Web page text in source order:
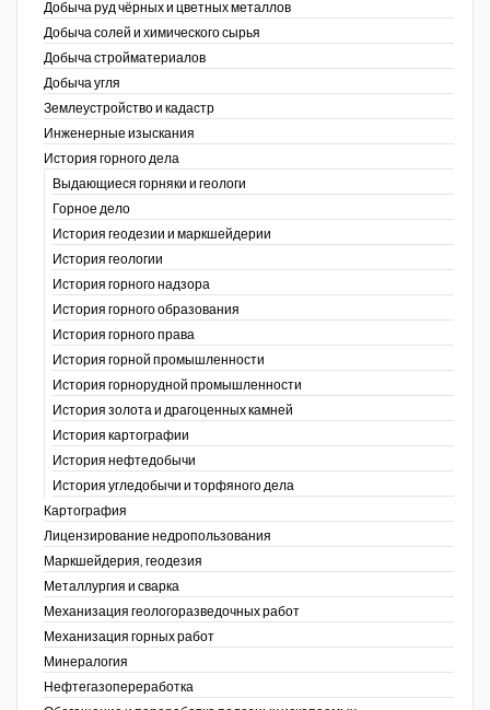
Добыча руд чёрных и цветных металлов
Добыча солей и химического сырья
Добыча стройматериалов
Добыча угля
Землеустройство и кадастр
Инженерные изыскания
История горного дела
Выдающиеся горняки и геологи
Горное дело
История геодезии и маркшейдерии
История геологии
История горного надзора
История горного образования
История горного права
История горной промышленности
История горнорудной промышленности
История золота и драгоценных камней
История картографии
История нефтедобычи
История угледобычи и торфяного дела
Картография
Лицензирование недропользования
Маркшейдерия, геодезия
Металлургия и сварка
Механизация геологоразведочных работ
Механизация горных работ
Минералогия
Нефтегазопереработка